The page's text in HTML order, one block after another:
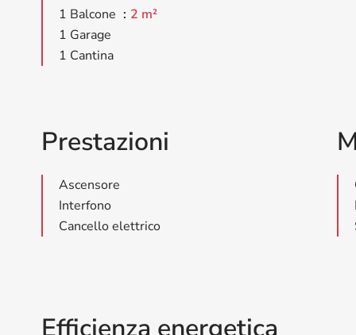
1 Balcone
2 m²
1 Garage
1 Cantina
Prestazioni
Ascensore
Interfono
Cancello elettrico